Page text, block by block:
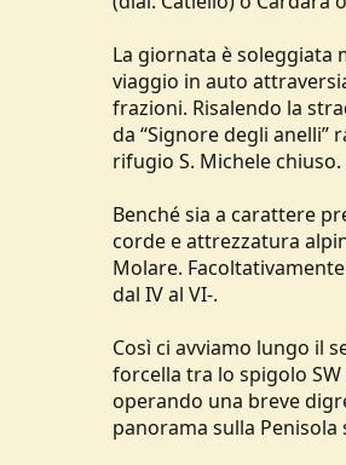
La giornata è soleggiata
viaggio in auto
frazioni. Risalendo la
da “Signore degli
rifugio S. Michele chiuso.
Benché sia a carattere
corde e attrezzatura
Molare.
dal IV al VI-.
Così ci avviamo lungo il
forcella tra lo spigolo
operando una breve
panorama sulla Penisola